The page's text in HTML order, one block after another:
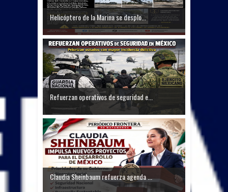
Helicóptero de la Marina se desplo...
Refuerzan operativos de seguridad e...
Claudia Sheinbaum refuerza agenda ...